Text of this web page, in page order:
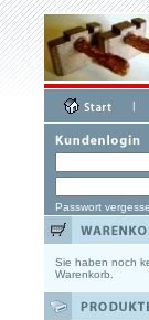
|
Passwort
Sie haben noch
Warenkorb.